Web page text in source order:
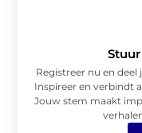
Registreer nu en
Inspireer en verbindt
Jouw stem maakt